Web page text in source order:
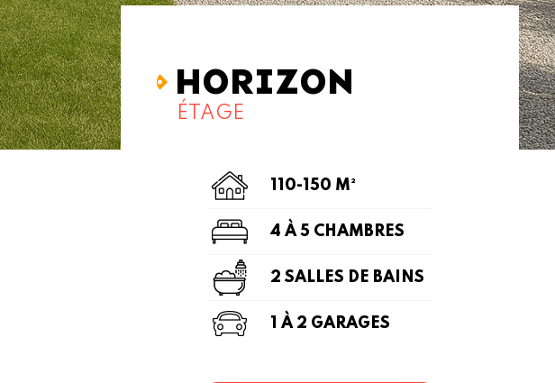
HORIZON
ÉTAGE
110-150 M²
4 À 5 CHAMBRES
2 SALLES DE BAINS
1 À 2 GARAGES